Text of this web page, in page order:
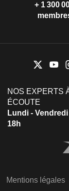
+ 1 300
NOS EXPERTS
ÉCOUTE
Lundi -
18h
Mentions légales